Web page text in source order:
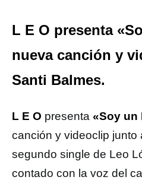
L E O presenta
nueva canción y
Santi Balmes.
L E O presenta «Soy un
canción y videoclip junto
segundo single de Leo
contado con la voz del